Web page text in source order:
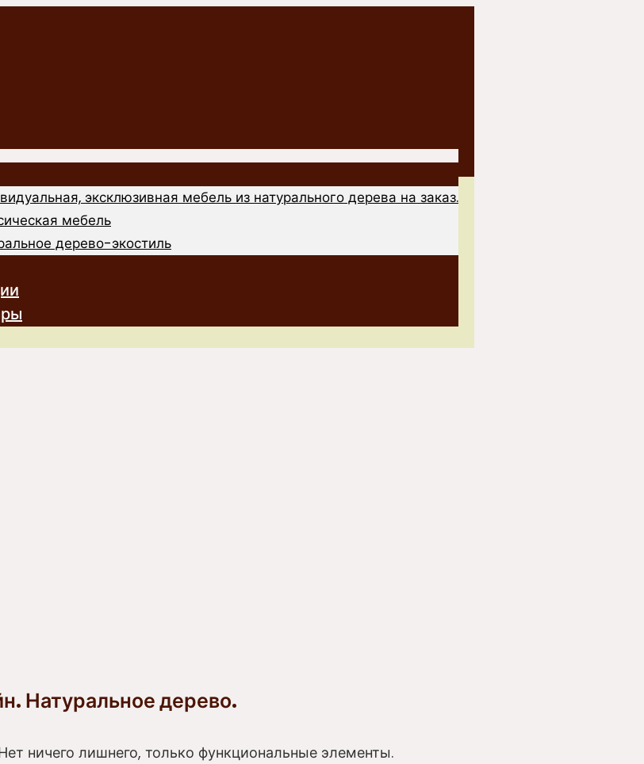
эксклюзивная мебель из натурального дерева на заказ.
мебель
дерево-экостиль
Натуральное дерево.
ничего лишнего, только функциональные элементы.